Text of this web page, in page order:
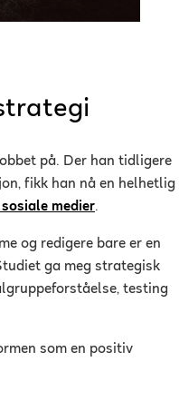
på. Der han tidligere
fikk han nå en helhetlig
medier.
og redigere bare er en
ga meg strategisk
testing
som en positiv